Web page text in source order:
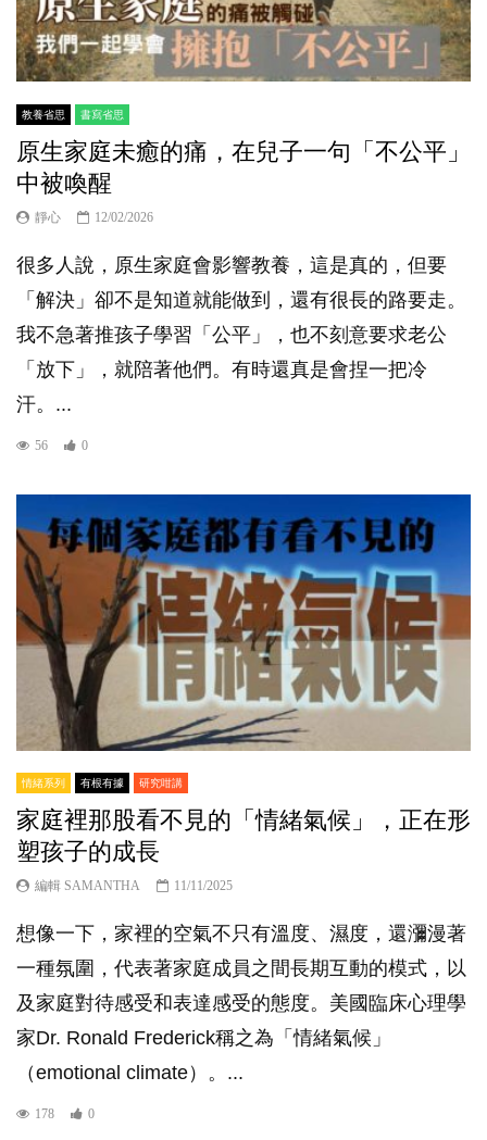
教養省思 書寫省思
原生家庭未癒的痛，在兒子一句「不公平」
中被喚醒
靜心 12/02/2026
很多人說，原生家庭會影響教養，這是真的，但要
「解決」卻不是知道就能做到，還有很長的路要走。
我不急著推孩子學習「公平」，也不刻意要求老公
「放下」，就陪著他們。有時還真是會捏一把冷
汗。...
56 0
情緒系列 有根有據 研究咁講
家庭裡那股看不見的「情緒氣候」，正在形
塑孩子的成長
編輯 SAMANTHA 11/11/2025
想像一下，家裡的空氣不只有溫度、濕度，還瀰漫著
一種氛圍，代表著家庭成員之間長期互動的模式，以
及家庭對待感受和表達感受的態度。美國臨床心理學
家Dr. Ronald Frederick稱之為「情緒氣候」
（emotional climate）。...
178 0